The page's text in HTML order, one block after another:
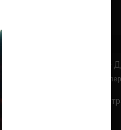
Доминик Круз —
Спасибо что выложили этот
Анонимно UFC 324 прямая